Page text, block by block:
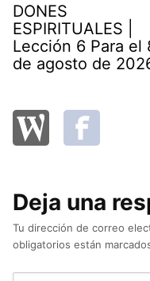
DONES
ESPIRITUALES |
Lección 6 Para el
de agosto de
Deja una
Tu dirección de correo
obligatorios están